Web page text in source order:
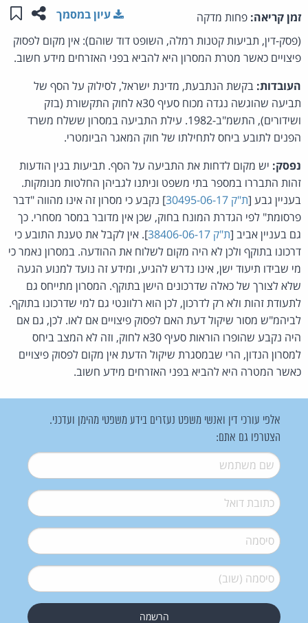
זמן קריאה: פחות מדקה שתפו
עיון במסמך
(פסק-דין, תביעות קטנות רמלה, השופט דוד שוהם): אין מקום לפסוק
פיצויים כאשר מטרת המסרון היא להביא בפני האזרחים מידע חשוב.
העובדות: בקשת הנתבעת, מדינת ישראל, לסילוק על הסף של
תביעה שהוגשה נגדה מכוח סעיף 30א לחוק התקשורת (בזק
ושידורים), התשמ"ב-1982. עילת התביעה במסרון ששלח משרד
הפנים לתובע ביחס לתחילתו של חוק המאגר הביומטרי.
נפסק: יש מקום לדחות את התביעה על הסף. תביעות בגין הודעות
זהות התבררו במספר בתי משפט וניתנו לגביהן החלטות מנומקות.
בעניין גבע [ת"ק 30495-06-17
] נקבע כי מסרון זה אינו מהווה "דבר
פרסומת" לפי הגדרת המונח בחוק, שכן אין מדובר במסר מסחרי. כך
גם בעניין אביב [ת"ק 38406-06-17
]. אין לקבל את טענת התובע כי
דרכונו בתוקף ולכן לא היה מקום לשלוח את ההודעה. במסרון נאמר כי
מי שבידו תיעוד ישן, אינו נדרש להגיע, ומידע זה נועד למנוע הגעה
שלא לצורך של כאלה שדרכונים הישן בתוקף. המסרון מתייחס גם
לתעודת זהות ולא רק לדרכון, לכן הוא רלוונטי גם למי שדרכונו בתוקף.
לביהמ"ש מסור שיקול דעת האם לפסוק פיצויים אם לאו. לכן, גם אם
היה נקבע שהופרו הוראות סעיף 30א לחוק, וזה לא המצב ביחס
למסרון הנדון, הרי שבמסגרת שיקול הדעת אין מקום לפסוק פיצויים
כאשר המטרה היא להביא בפני האזרחים מידע חשוב.
אלפי עורכי דין ואנשי משפט נעזרים בידע משפטי מהימן ועדכני.
הצטרפו גם אתם:
שם משתמש*
דואל*
סיסמה*
סיסמה (שוב)*